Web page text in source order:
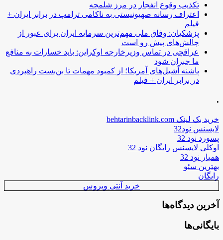
تکذیب وقوع انفجار در مرز شلمچه
اعتراف رسانه صهیونیستی به ناکامی ترامپ در برابر ایران +
فیلم
پزشکیان: وفاق ملی مهم‌ترین سرمایه ایران برای عبور از
چالش‌های پیش رو است
عراقچی در تماس وزیرخارجه اوکراین: باید خسارات به منافع
ما جبران شود
پاشنه آشیل‌های آمریکا؛ از کمبود مهمات تا بن‌بست راهبردی
در برابر ایران + فیلم
.
خرید بک لینک behtarinbacklink.com
لایسنس نود32
پسورد نود 32
اوکلی لایسنس رایگان نود 32
همیار نود 32
بهترین سئو
رایگان
خرید آنتی ویروس
آخرین دیدگاه‌ها
بایگانی‌ها